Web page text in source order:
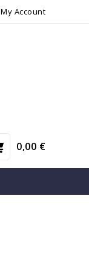
My Account
0,00 €